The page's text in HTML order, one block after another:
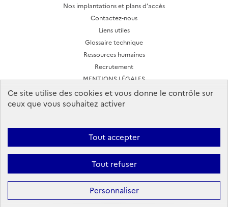
Nos implantations et plans d’accès
Contactez-nous
Liens utiles
Glossaire technique
Ressources humaines
Recrutement
MENTIONS LÉGALES
CONDITIONS D'UTILISATION
Archives des lettres d'actualité
Ineris 2026. Tous droits réservés.
Suivez-nous:
Ce site utilise des cookies et vous donne le contrôle sur
ceux que vous souhaitez activer
Tout accepter
Tout refuser
Personnaliser